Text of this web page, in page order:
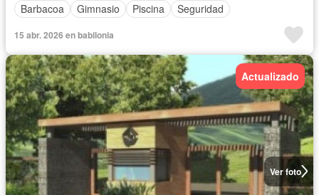
Barbacoa
Gimnasio Piscina Seguridad
15 abr. 2026 en babilonia
Ver foto
Actualizado